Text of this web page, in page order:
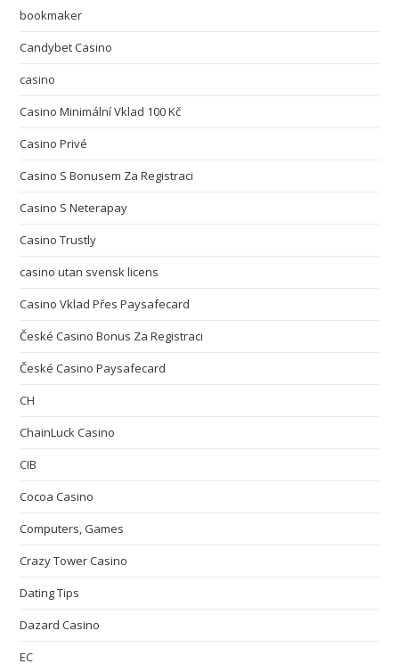
bookmaker
Candybet Casino
casino
Casino Minimální Vklad 100 Kč
Casino Privé
Casino S Bonusem Za Registraci
Casino S Neterapay
Casino Trustly
casino utan svensk licens
Casino Vklad Přes Paysafecard
České Casino Bonus Za Registraci
České Casino Paysafecard
CH
ChainLuck Casino
CIB
Cocoa Casino
Computers, Games
Crazy Tower Сasino
Dating Tips
Dazard Casino
EC